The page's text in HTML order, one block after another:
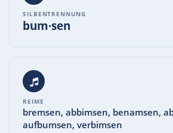
SILBENTRENNUNG
bum·sen
REIME
bremsen, abbimsen, benamsen,
aufbumsen, verbimsen